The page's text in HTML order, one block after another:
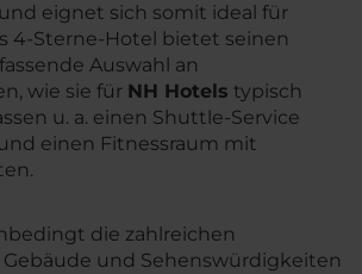
eignet sich somit ideal für
4-Sterne-Hotel bietet seinen
Auswahl an
wie sie für NH Hotels typisch
u. a. einen Shuttle-Service
einen Fitnessraum mit
die zahlreichen
und Sehenswürdigkeiten